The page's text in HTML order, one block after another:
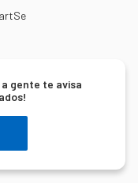
gente te avisa